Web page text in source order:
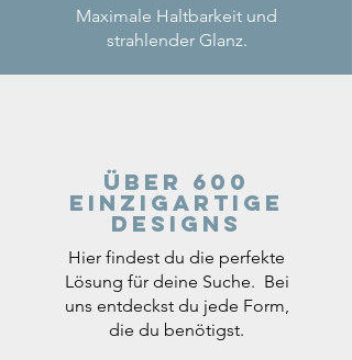
Maximale Haltbarkeit und
strahlender Glanz.
Über 600
einzigartige
Designs
Hier findest du die perfekte
Lösung für deine Suche. Bei
uns entdeckst du jede Form,
die du benötigst.